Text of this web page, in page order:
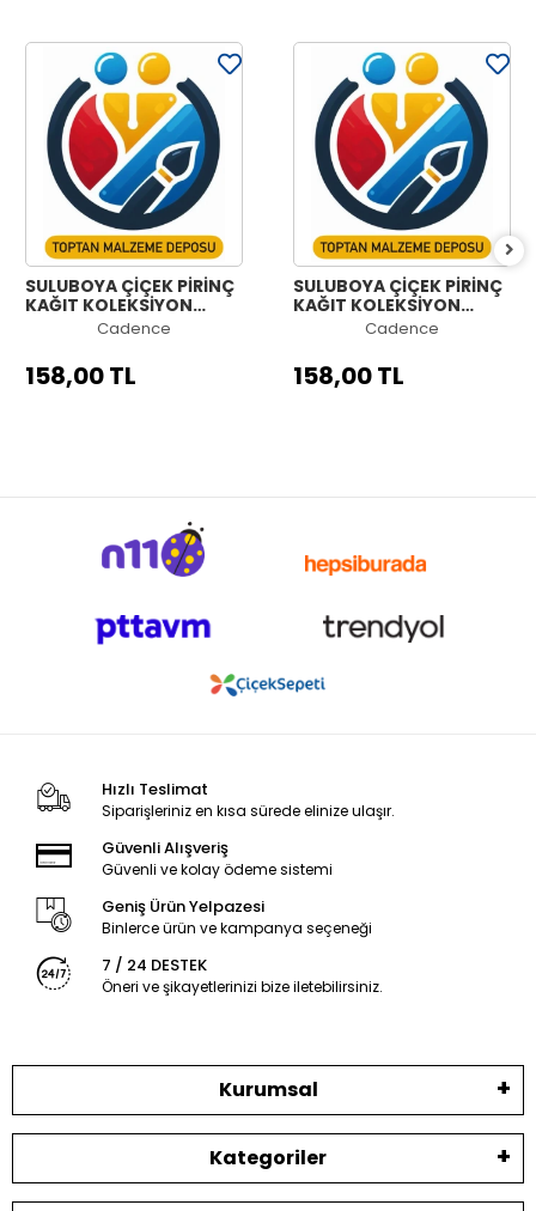
SULUBOYA ÇİÇEK PİRİNÇ
KAĞIT KOLEKSİYON
BEYAZ ZEMİN WFC-028
Cadence
158,00 TL
SULUBOYA ÇİÇEK PİRİNÇ
KAĞIT KOLEKSİYON
BEYAZ ZEMİN WFC-027
Cadence
158,00 TL
Hızlı Teslimat
Siparişleriniz en kısa sürede elinize ulaşır.
Güvenli Alışveriş
Güvenli ve kolay ödeme sistemi
Geniş Ürün Yelpazesi
Binlerce ürün ve kampanya seçeneği
7 / 24 DESTEK
Öneri ve şikayetlerinizi bize iletebilirsiniz.
Kurumsal
Kategoriler